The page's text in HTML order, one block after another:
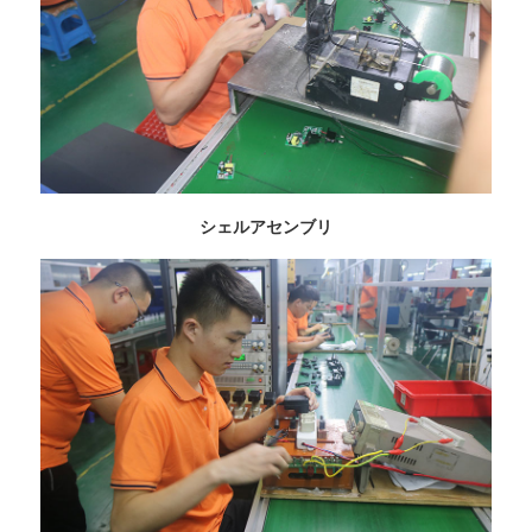
シェルアセンブリ